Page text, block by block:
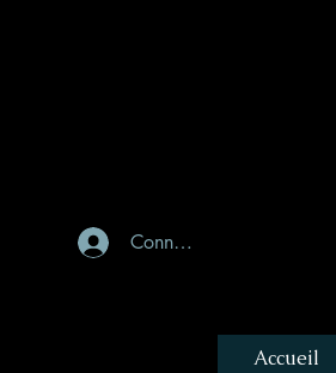
Connexion
Accueil